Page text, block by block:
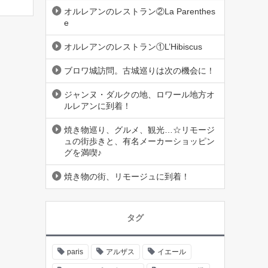
オルレアンのレストラン②La Parenthes
e
オルレアンのレストラン①L’Hibiscus
ブロワ城訪問。古城巡りは次の機会に！
ジャンヌ・ダルクの地、ロワール地方オ
ルレアンに到着！
焼き物巡り、グルメ、観光…☆リモージ
ュの街歩きと、有名メーカーショッピン
グを満喫♪
焼き物の街、リモージュに到着！
タグ
paris アルザス イエール